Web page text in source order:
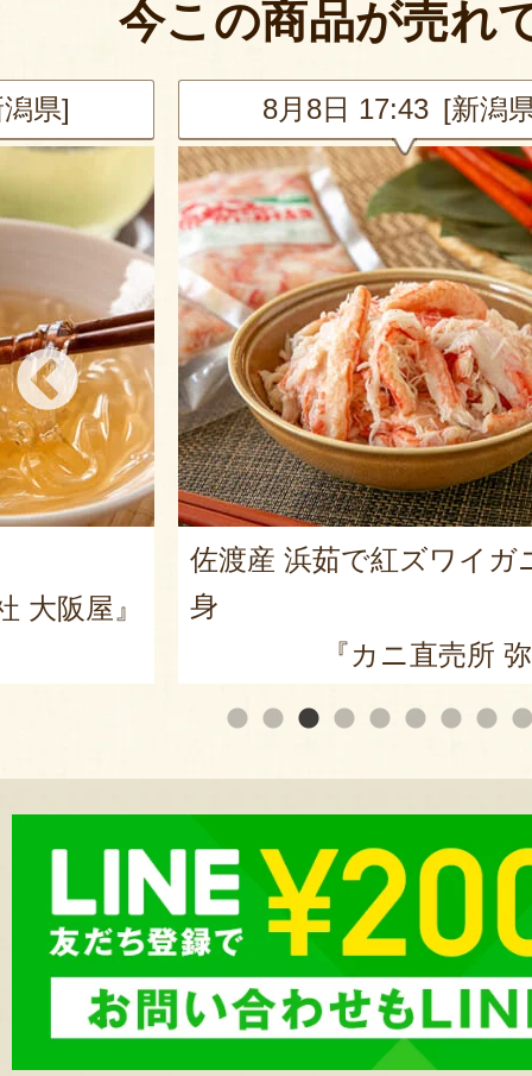
今この商品が売れ
県]
大阪屋』
8月8日 17:43 [新潟
佐渡産 浜茹で紅ズワイガ
身
『カニ直売所